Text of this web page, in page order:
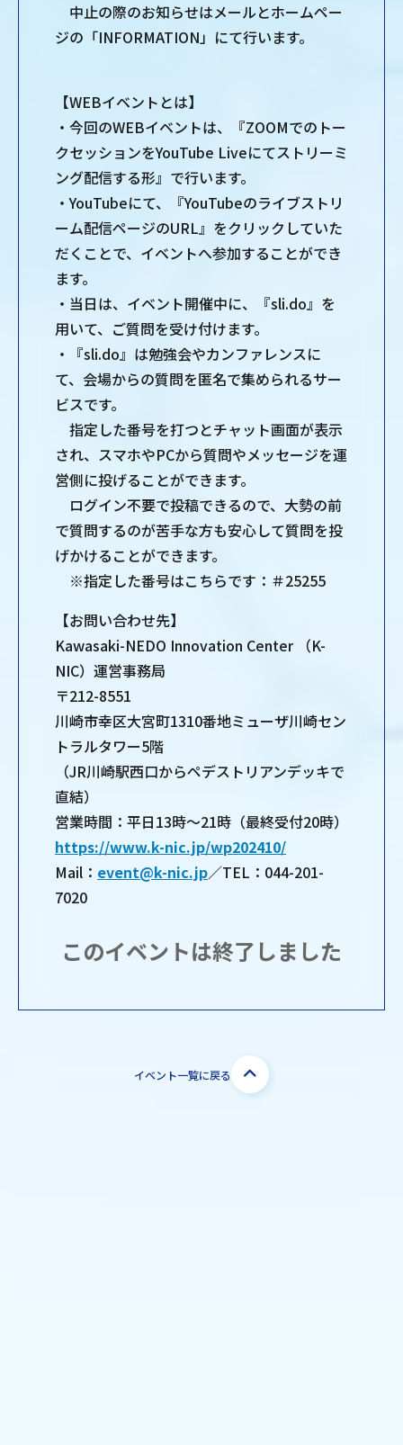
中止の際のお知らせはメールとホームペー
ジの「INFORMATION」にて行います。
【WEBイベントとは】
・今回のWEBイベントは、『ZOOMでのトー
クセッションをYouTube Liveにてストリーミ
ング配信する形』で行います。
・YouTubeにて、『YouTubeのライブストリ
ーム配信ページのURL』をクリックしていた
だくことで、イベントへ参加することができ
ます。
・当日は、イベント開催中に、『sli.do』を
用いて、ご質問を受け付けます。
・『sli.do』は勉強会やカンファレンスに
て、会場からの質問を匿名で集められるサー
ビスです。
指定した番号を打つとチャット画面が表示
され、スマホやPCから質問やメッセージを運
営側に投げることができます。
ログイン不要で投稿できるので、大勢の前
で質問するのが苦手な方も安心して質問を投
げかけることができます。
※指定した番号はこちらです：＃25255
【お問い合わせ先】
Kawasaki-NEDO Innovation Center （K-
NIC）運営事務局
〒212-8551
川崎市幸区大宮町1310番地ミューザ川崎セン
トラルタワー5階
（JR川崎駅西口からペデストリアンデッキで
直結）
営業時間：平日13時～21時（最終受付20時）
https://www.k-nic.jp/wp202410/
Mail： event@k-nic.jp／TEL：044-201-
7020
このイベントは終了しました
イベント一覧に戻る